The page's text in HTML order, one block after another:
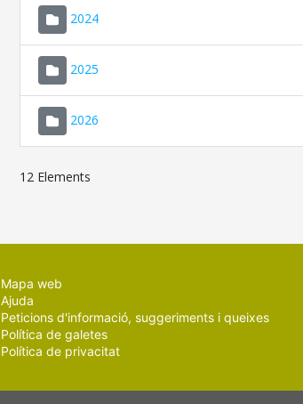
2024
2025
2026
12 Elements
Mapa web
Ajuda
Peticions d'informació, suggeriments i queixes
Política de galetes
Política de privacitat